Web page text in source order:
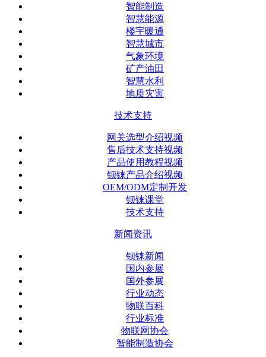
智能制造
智慧能源
楼宇暖通
智慧城市
气象环境
矿产油田
智慧水利
地质灾害
技术支持
网关选型介绍视频
售后技术支持视频
产品使用教程视频
钡铼产品介绍视频
OEM/ODM定制开发
钡铼课堂
技术支持
新闻资讯
钡铼新闻
国内参展
国外参展
行业动态
物联百科
行业标准
物联网协会
智能制造协会